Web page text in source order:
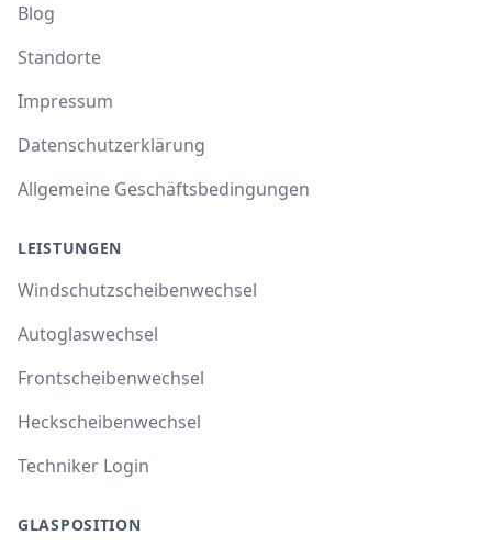
Blog
Standorte
Impressum
Datenschutzerklärung
Allgemeine Geschäftsbedingungen
LEISTUNGEN
Windschutzscheibenwechsel
Autoglaswechsel
Frontscheibenwechsel
Heckscheibenwechsel
Techniker Login
GLASPOSITION